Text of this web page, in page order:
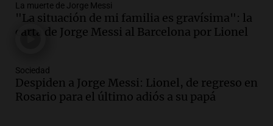
Audio.Tragedia en Mendoza: un muerto
y cinco heridos tras caer dos autos desde
un puente
Episodios
Audio.Messi llegará esta noche a
Rosario para acompañar a su familia
La muerte de Jorge Messi
"La situación de mi familia es gravísima": la
carta de Jorge Messi al Barcelona por Lionel
Sociedad
Despiden a Jorge Messi: Lionel, de regreso en
Rosario para el último adiós a su papá